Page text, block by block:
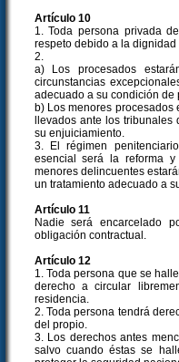
Artículo 10
1. Toda persona privada
respeto debido a la
2.
a) Los procesados
circunstancias
adecuado a su condición de
b) Los menores
llevados ante los
su enjuiciamiento.
3. El régimen
esencial será la reforma
menores delincuentes
un tratamiento adecuado a
Artículo 11
Nadie será encarcelado
obligación contractual.
Artículo 12
1. Toda persona que se
derecho a circular
residencia.
2. Toda persona tendrá
del propio.
3. Los derechos antes
salvo cuando éstas se